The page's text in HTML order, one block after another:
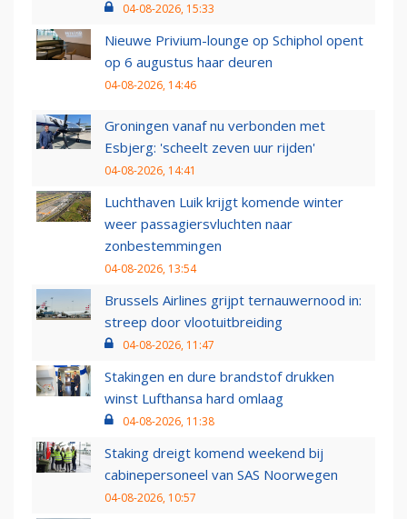
04-08-2026, 15:33
Nieuwe Privium-lounge op Schiphol opent
op 6 augustus haar deuren
04-08-2026, 14:46
Groningen vanaf nu verbonden met
Esbjerg: 'scheelt zeven uur rijden'
04-08-2026, 14:41
Luchthaven Luik krijgt komende winter
weer passagiersvluchten naar
zonbestemmingen
04-08-2026, 13:54
Brussels Airlines grijpt ternauwernood in:
streep door vlootuitbreiding
04-08-2026, 11:47
Stakingen en dure brandstof drukken
winst Lufthansa hard omlaag
04-08-2026, 11:38
Staking dreigt komend weekend bij
cabinepersoneel van SAS Noorwegen
04-08-2026, 10:57